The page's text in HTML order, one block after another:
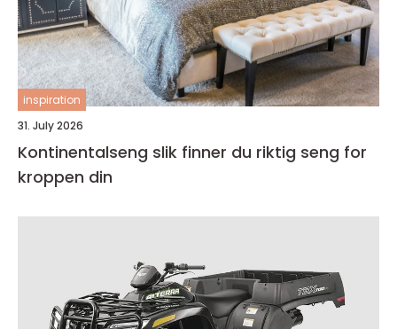
inspiration
31. July 2026
Kontinentalseng slik finner du riktig seng for
kroppen din